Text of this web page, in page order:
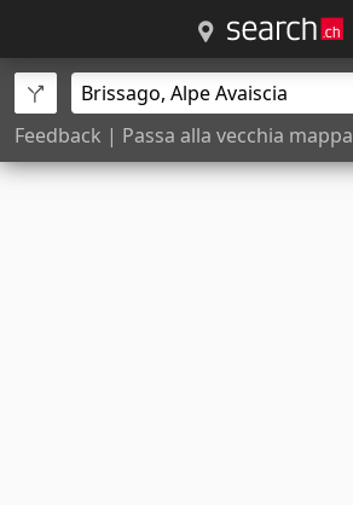
Feedback | Passa alla vecchia mappa